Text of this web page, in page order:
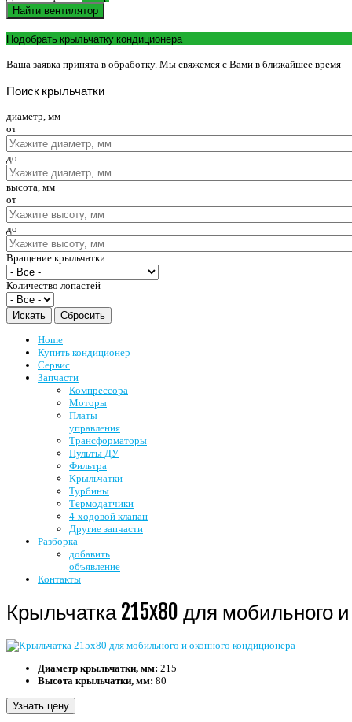
Найти вентилятор
Подобрать крыльчатку кондиционера
Ваша заявка принята в обработку. Мы свяжемся с Вами в ближайшее время
Поиск крыльчатки
диаметр, мм
от
до
высота, мм
от
до
Вращение крыльчатки
Количество лопастей
Home
Купить кондиционер
Сервис
Запчасти
Компрессора
Моторы
Платы
управления
Трансформаторы
Пульты ДУ
Фильтра
Крыльчатки
Турбины
Термодатчики
4-ходовой клапан
Другие запчасти
Разборка
добавить
объявление
Контакты
Крыльчатка 215x80 для мобильного
Диаметр крыльчатки, мм: 215
Высота крыльчатки, мм: 80
Узнать цену